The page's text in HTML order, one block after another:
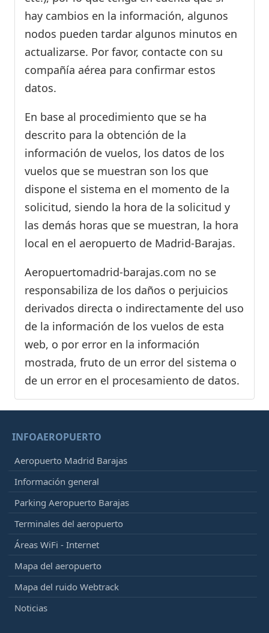
hay cambios en la información, algunos
nodos pueden tardar algunos minutos en
actualizarse. Por favor, contacte con su
compañía aérea para confirmar estos
datos.
En base al procedimiento que se ha
descrito para la obtención de la
información de vuelos, los datos de los
vuelos que se muestran son los que
dispone el sistema en el momento de la
solicitud, siendo la hora de la solicitud y
las demás horas que se muestran, la hora
local en el aeropuerto de Madrid-Barajas.
Aeropuertomadrid-barajas.com no se
responsabiliza de los daños o perjuicios
derivados directa o indirectamente del uso
de la información de los vuelos de esta
web, o por error en la información
mostrada, fruto de un error del sistema o
de un error en el procesamiento de datos.
INFOAEROPUERTO
Aeropuerto Madrid Barajas
Información general
Parking Aeropuerto Barajas
Terminales del aeropuerto
Áreas WiFi - Internet
Mapa del aeropuerto
Mapa del ruido Webtrack
Noticias